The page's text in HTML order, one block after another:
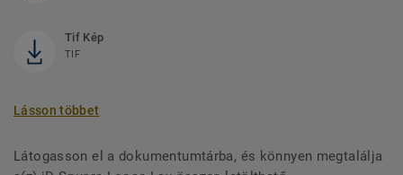
Tif Kép
TIF
Lásson többet
Látogasson el a dokumentumtárba, és könnyen megtalálja